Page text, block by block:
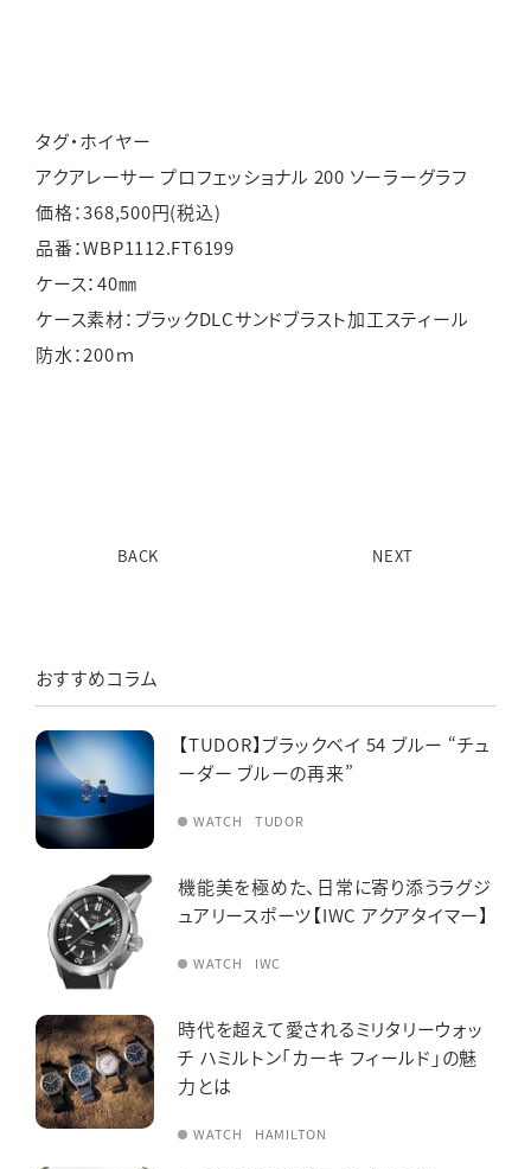
タグ・ホイヤー
アクアレーサー プロフェッショナル 200 ソーラーグラフ
価格：368,500円(税込)
品番：WBP1112.FT6199
ケース：40㎜
ケース素材：ブラックDLCサンドブラスト加工スティール
防水：200ｍ
BACK NEXT
おすすめコラム
【TUDOR】ブラックベイ 54 ブルー “チュ
ーダー ブルーの再来”
WATCH TUDOR
機能美を極めた、日常に寄り添うラグジ
ュアリースポーツ【IWC アクアタイマー】
WATCH IWC
時代を超えて愛されるミリタリーウォッ
チ ハミルトン「カーキ フィールド」の魅
力とは
WATCH HAMILTON